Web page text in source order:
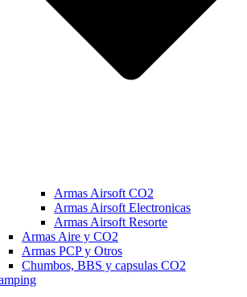
Armas Airsoft CO2
Armas Airsoft Electronicas
Armas Airsoft Resorte
Armas Aire y CO2
Armas PCP y Otros
Chumbos, BBS y capsulas CO2